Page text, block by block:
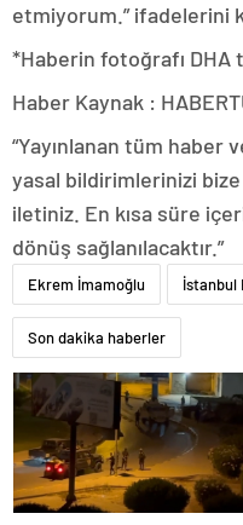
etmiyorum.” ifadelerini
*Haberin fotoğrafı DHA
Haber Kaynak :
“Yayınlanan tüm haber
yasal bildirimlerinizi
iletiniz. En kısa süre
dönüş sağlanılacaktır.”
Ekrem İmamoğlu İstanbul
Son dakika haberler